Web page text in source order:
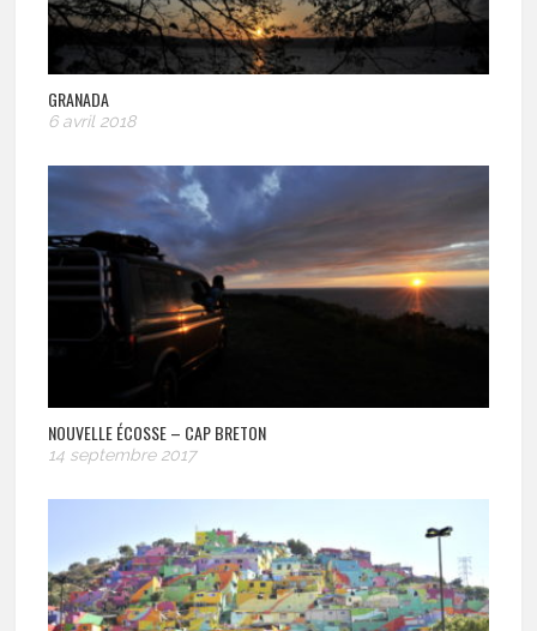
GRANADA
6 avril 2018
NOUVELLE ÉCOSSE – CAP BRETON
14 septembre 2017